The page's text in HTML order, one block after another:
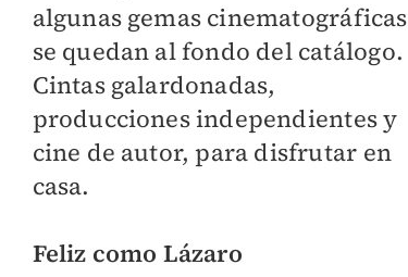
algunas gemas cinematográficas
se quedan al fondo del catálogo.
Cintas galardonadas,
producciones independientes y
cine de autor, para disfrutar en
casa.
Feliz como Lázaro